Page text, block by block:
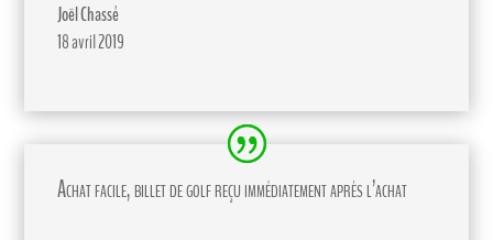
Joël Chassé
18 avril 2019
Achat facile, billet de golf reçu immédiatement après l’achat